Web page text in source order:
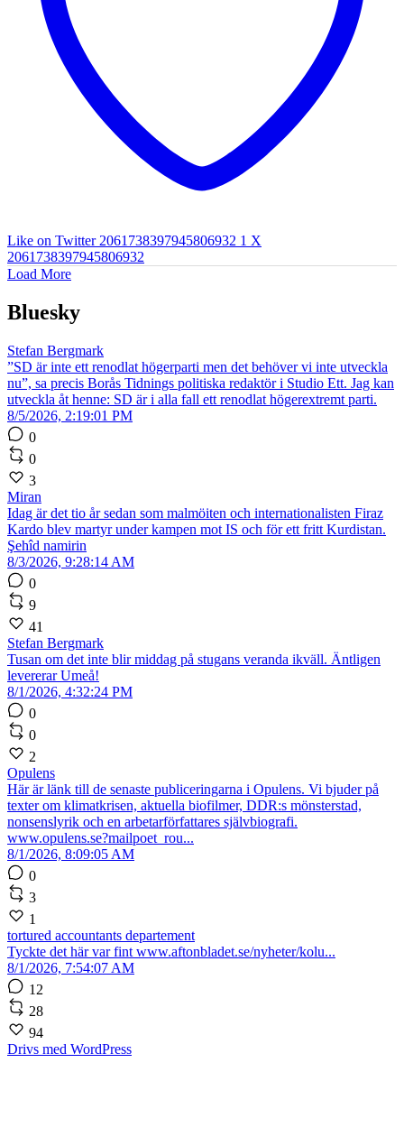
Like on Twitter 2061738397945806932 1 X
2061738397945806932
Load More
Bluesky
Stefan Bergmark
”SD är inte ett renodlat högerparti men det behöver vi inte utveckla
nu”, sa precis Borås Tidnings politiska redaktör i Studio Ett. Jag kan
utveckla åt henne: SD är i alla fall ett renodlat högerextremt parti.
8/5/2026, 2:19:01 PM
0
0
3
Miran
Idag är det tio år sedan som malmöiten och internationalisten Firaz
Kardo blev martyr under kampen mot IS och för ett fritt Kurdistan.
Şehîd namirin
8/3/2026, 9:28:14 AM
0
9
41
Stefan Bergmark
Tusan om det inte blir middag på stugans veranda ikväll. Äntligen
levererar Umeå!
8/1/2026, 4:32:24 PM
0
0
2
Opulens
Här är länk till de senaste publiceringarna i Opulens. Vi bjuder på
texter om klimatkrisen, aktuella biofilmer, DDR:s mönsterstad,
nonsenslyrik och en arbetarförfattares självbiografi.
www.opulens.se?mailpoet_rou...
8/1/2026, 8:09:05 AM
0
3
1
tortured accountants departement
Tyckte det här var fint www.aftonbladet.se/nyheter/kolu...
8/1/2026, 7:54:07 AM
12
28
94
Drivs med WordPress